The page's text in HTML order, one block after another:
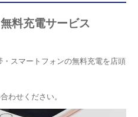
料充電サービス
スマートフォンの無料充電を店頭
わせください。